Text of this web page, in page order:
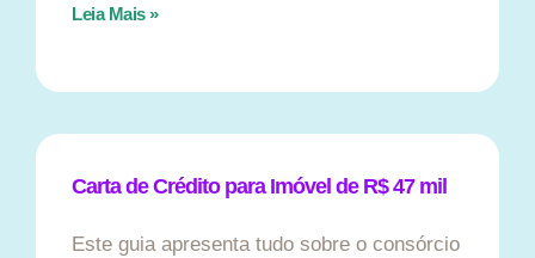
Leia Mais »
Carta de Crédito para Imóvel de R$ 47 mil
Este guia apresenta tudo sobre o consórcio